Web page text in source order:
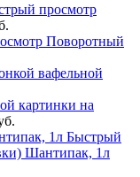
просмотр
Поворотный
картинки на
Быстрый
Шантипак, 1л